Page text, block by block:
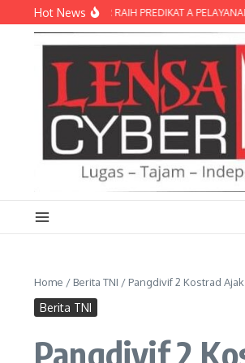
Lewati ke konten
Hot News
LOMBOK TIMUR RAIH PREDIKAT A PELAYANAN
Home / Berita TNI / Pangdivif 2 Kostrad
Berita TNI
Pangdivif 2